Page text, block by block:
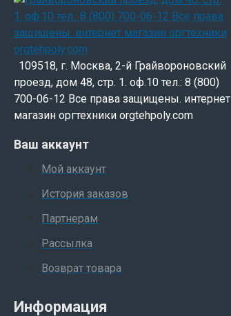
109518, г. Москва, 2-й Грайвороновский
проезд, дом 48, стр. 1. оф.10 тел.: 8 (800)
700-06-12 Все права защищены. интернет
магазин оргтехники orgtehpoly.com
Ваш аккаунт
Мой аккаунт
История заказов
Партнерам
Рассылка
Возврат товара
Информация